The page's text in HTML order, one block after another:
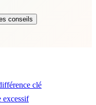
conseils
clé
excessif